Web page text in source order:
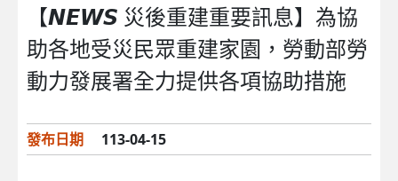
【𝙉𝙀𝙒𝙎 災後重建重要訊息】為協
助各地受災民眾重建家園，勞動部勞
動力發展署全力提供各項協助措施
發布日期 113-04-15